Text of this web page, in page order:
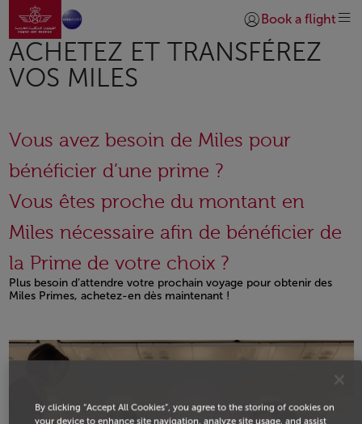
Saut au contenu principal
Aller à la page accueil
Se connecter |
Book a flight
ACHETEZ ET TRANSFÉREZ
VOS MILES
Vous avez besoin de Miles pour
bénéficier d’une prime ?
Vous êtes proche du montant en
Miles nécessaire afin de bénéficier de
la Prime de votre choix ?
Plus besoin d’attendre votre prochain voyage pour obtenir des
Miles Primes, achetez-en dès maintenant !
By clicking “Accept All Cookies”, you agree to the storing of cookies on
your device to enhance site navigation, analyze site usage, and assist